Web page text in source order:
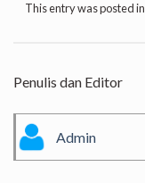
This entry was posted in
Penulis dan Editor
Admin